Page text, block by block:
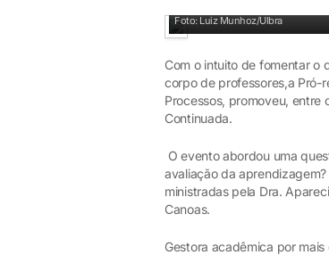
Foto: Luiz Munhoz/Ulbra
Com o intuito de fomentar o
corpo de professores,a Pró-
Processos, promoveu, entre
Continuada.
O evento abordou uma
avaliação da
ministradas pela Dra.
Canoas.
Gestora acadêmica por